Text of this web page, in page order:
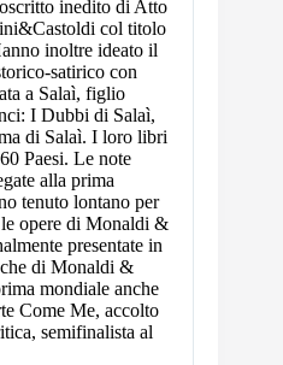
inedito di Atto
col titolo
inoltre ideato il
satirico con
a Salaì, figlio
I Dubbi di Salaì,
di Salaì. I loro libri
Paesi. Le note
alla prima
tenuto lontano per
opere di Monaldi &
presentate in
di Monaldi &
mondiale anche
Come Me, accolto
semifinalista al